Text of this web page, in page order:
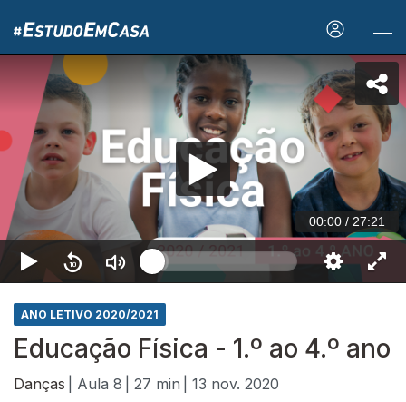
00:00 / 27:21
ANO LETIVO 2020/2021
Educação Física - 1.º ao 4.º ano
Danças | Aula 8 | 27 min
| 13 nov. 2020